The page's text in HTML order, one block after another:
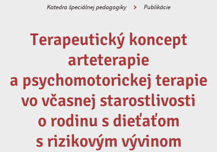
Katedra špeciálnej pedagogiky
Publikácie
Terapeutický koncept
arteterapie
a psychomotorickej terapie
vo včasnej starostlivosti
o rodinu s dieťaťom
s rizikovým vývinom